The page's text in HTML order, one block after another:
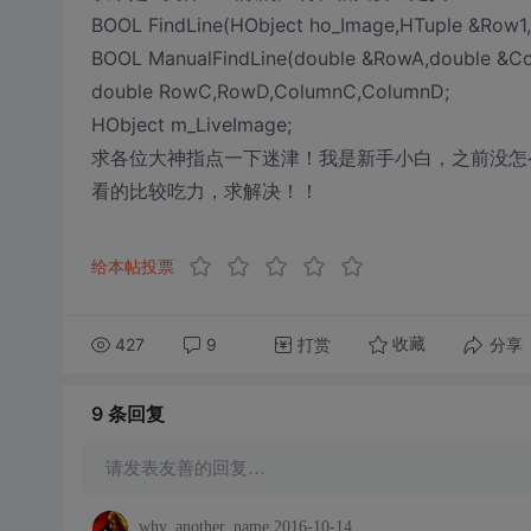
BOOL FindLine(HObject ho_Image,HTuple
BOOL ManualFindLine(double &RowA,double
double RowC,RowD,ColumnC,ColumnD;
HObject m_LiveImage;
求各位大神指点一下迷津！我是新手小白，之前没
看的比较吃力，求解决！！
给本帖投票
427 9 打赏 收藏 分享
9 条回复
请发表友善的回复…
why_another_name 2016-10-14